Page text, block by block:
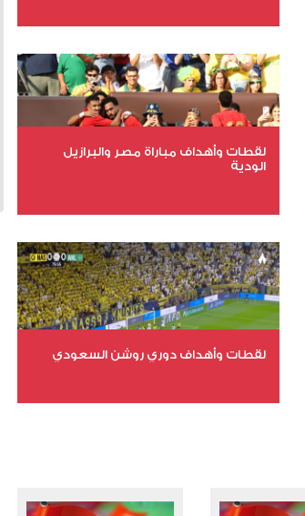
عدد المشاهدات 1987
لقطات وأهداف مباراة مصر والبرازيل
الودية
عدد المشاهدات 15749
لقطات وأهداف دوري روشن السعودي